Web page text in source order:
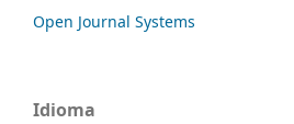
Open Journal Systems
Idioma